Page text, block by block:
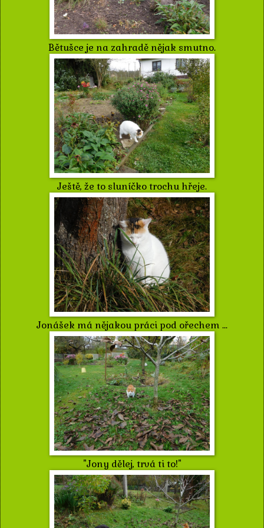
Bětušce je na zahradě nějak smutno.
Ještě, že to sluníčko trochu hřeje.
Jonášek má nějakou práci pod ořechem ...
"Jony dělej, trvá ti to!"